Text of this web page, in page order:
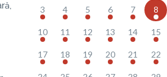
3 4 5 6 7 8
10 11 12 13 14 15
17 18 19 20 21 22